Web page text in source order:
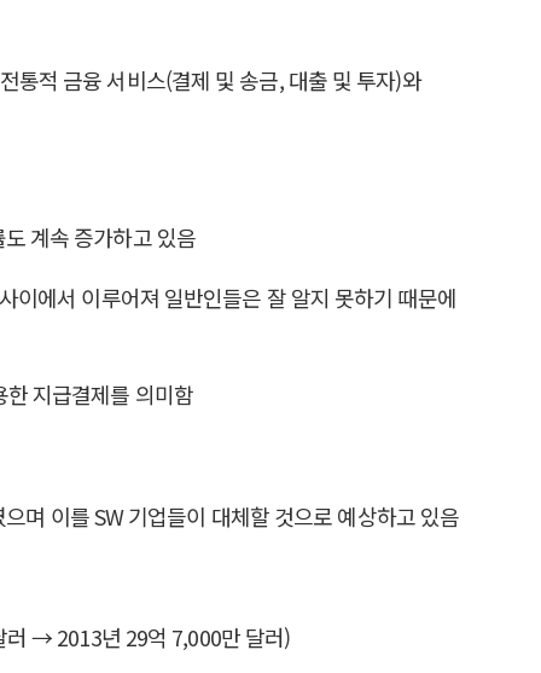
적 금융 서비스(결제 및 송금, 대출 및 투자)와
계속 증가하고 있음
이에서 이루어져 일반인들은 잘 알지 못하기 때문에
지급결제를 의미함
며 이를 SW 기업들이 대체할 것으로 예상하고 있음
러 → 2013년 29억 7,000만 달러)